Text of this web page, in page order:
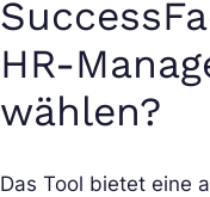
HR-
wählen?
Das Tool bietet eine